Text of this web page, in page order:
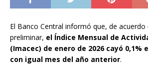
El Banco Central informó que, de
preliminar, el Índice Mensual de
(Imacec) de enero de 2026 cayó 0,1%
con igual mes del año anterior.